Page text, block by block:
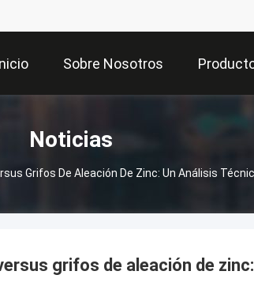
Sobre Nosotros
Noticias
Grifos De Aleación De Zinc: Un Análisis
grifos de aleación de